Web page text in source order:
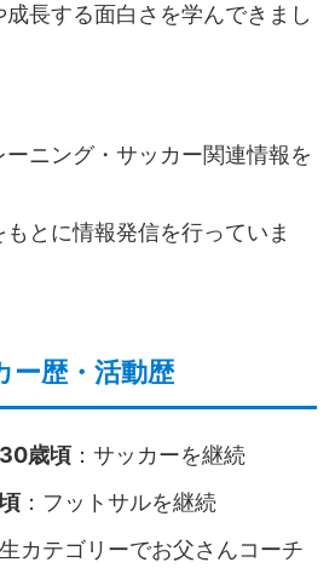
長する面白さを学んできまし
ニング・サッカー関連情報を
とに情報発信を行っていま
ー歴・活動歴
歳頃 ：サッカーを継続
：フットサルを継続
生カテゴリーでお父さんコーチ